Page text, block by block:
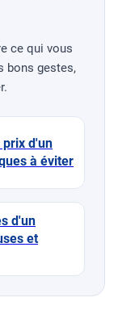
ce qui vous
bons gestes,
d'un
à éviter
d'un
et